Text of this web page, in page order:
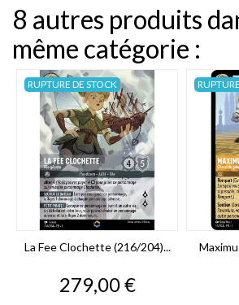
8 autres produits
même catégorie :
La Fee Clochette (216/204)...
Prix
279,00 €
RUPTURE DE STOCK